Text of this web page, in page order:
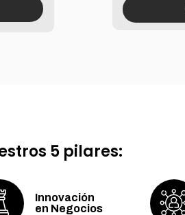
Innovación
en Negocios
5 pilares: